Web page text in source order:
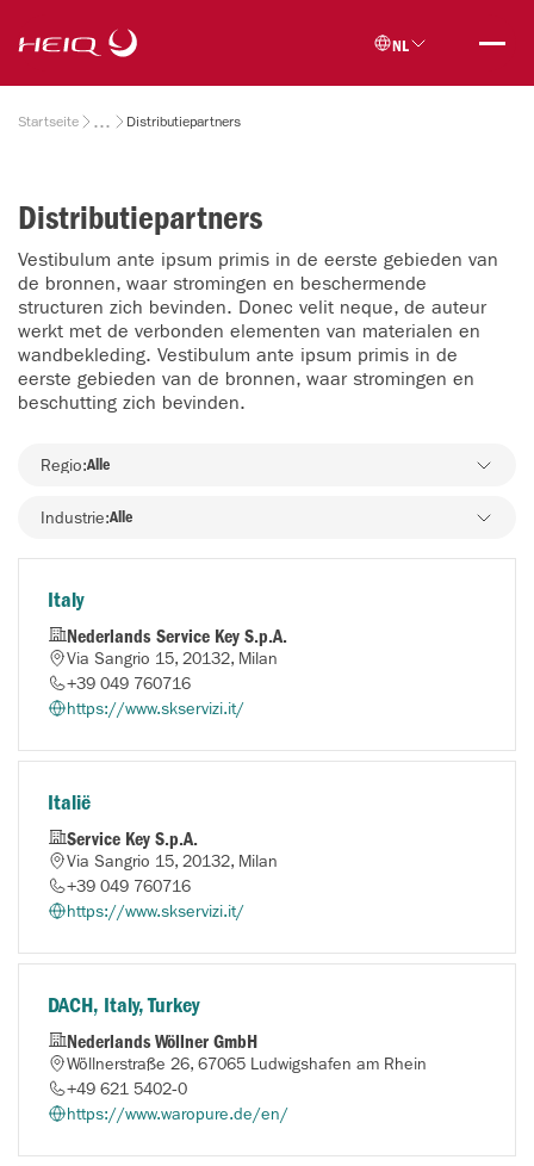
main
content
NL
Breadcrumb
Startseite Distributiepartners
Distributiepartners
Vestibulum ante ipsum primis in de eerste gebieden van
de bronnen, waar stromingen en beschermende
structuren zich bevinden. Donec velit neque, de auteur
werkt met de verbonden elementen van materialen en
wandbekleding. Vestibulum ante ipsum primis in de
eerste gebieden van de bronnen, waar stromingen en
beschutting zich bevinden.
RegioRegio:Alle
Industrie
Industrie:Alle
Italy
Nederlands Service Key S.p.A.
Via Sangrio 15, 20132, Milan
+39 049 760716
https://www.skservizi.it/
Italië
Service Key S.p.A.
Via Sangrio 15, 20132, Milan
+39 049 760716
https://www.skservizi.it/
DACH, Italy, Turkey
Nederlands Wöllner GmbH
Wöllnerstraße 26, 67065 Ludwigshafen am Rhein
+49 621 5402‑0
https://www.waropure.de/en/